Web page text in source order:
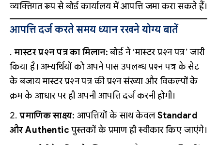
व्यक्तिगत रूप से बोर्ड कार्यालय में आपत्ति जमा करा सकते हैं।
आपत्ति दर्ज करते समय ध्यान रखने योग्य बातें
मास्टर प्रश्न पत्र का मिलान:बोर्ड ने ‘मास्टर प्रश्न पत्र’ जारी
किया है। अभ्यर्थियों को अपने पास उपलब्ध प्रश्न पत्र के सेट
के बजाय मास्टर प्रश्न पत्र की प्रश्न संख्या और विकल्पों के
क्रम के आधार पर ही अपनी आपत्ति दर्ज करनी होगी।
प्रमाणिक साक्ष्य: आपत्तियों के साथ केवलStandard
और Authentic पुस्तकों के प्रमाण ही स्वीकार किए जाएंगे।